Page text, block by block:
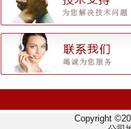
Copyright